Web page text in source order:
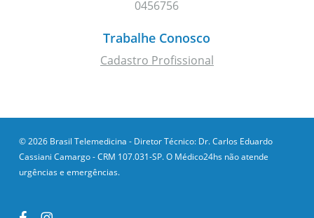
0456756
Trabalhe Conosco
Cadastro Profissional
© 2026 Brasil Telemedicina - Diretor Técnico: Dr. Carlos Eduardo
Cassiani Camargo - CRM 107.031-SP. O Médico24hs não atende
urgências e emergências.